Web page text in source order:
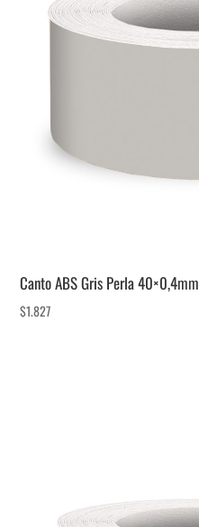
Canto ABS Gris Perla 40×0,4mm
$1.827